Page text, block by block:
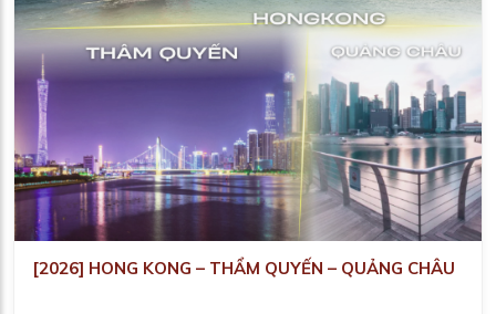
[2026] HONG KONG – THẨM QUYẾN – QUẢNG CHÂU